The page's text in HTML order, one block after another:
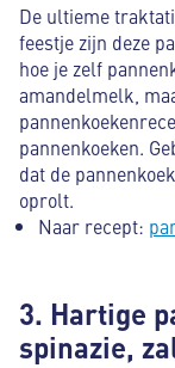
De ultieme
feestje zijn deze
hoe je zelf
amandelmelk,
pannenkoeken.
dat de
oprolt.
Naar recept:
3. Hartige
spinazie,